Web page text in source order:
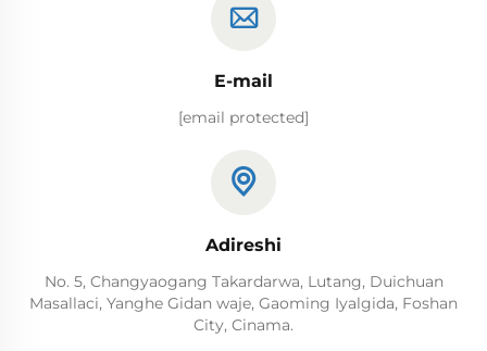
E-mail
[email protected]
Adireshi
No. 5, Changyaogang Takardarwa, Lutang, Duichuan
Masallaci, Yanghe Gidan waje, Gaoming Iyalgida, Foshan
City, Cinama.